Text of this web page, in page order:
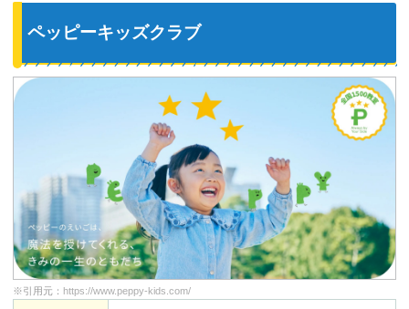
ペッピーキッズクラブ
※引用元： https://www.peppy-kids.com/